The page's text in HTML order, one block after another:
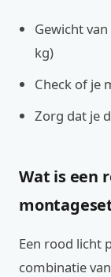
Gewicht
kg)
Check of je
Zorg dat je
Wat is een
Een rood licht
combinatie